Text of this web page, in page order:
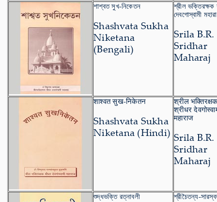
শাশ্বত সুখ-নিকেতন
Shashvata Sukha
Niketana
(Bengali)
শ্রীল ভক্তিরক্ষক
দেবগোস্বামী
Srila B.R.
Sridhar
Maharaj
शाश्वत सुख-निकेतन
Shashvata Sukha
Niketana (Hindi)
श्रील
श्रीधर
महाराज
Srila B.R.
Sridhar
Maharaj
শুদ্ধভক্তি রত্নাবলী শ্রীচৈতন্য-